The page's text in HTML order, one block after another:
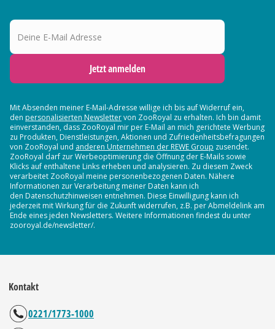
Deine E-Mail Adresse
Jetzt anmelden
Mit Absenden meiner E-Mail-Adresse willige ich bis auf Widerruf ein,
den personalisierten Newslettervon ZooRoyal zu erhalten. Ich bin damit
einverstanden, dass ZooRoyal mir per E-Mail an mich gerichtete Werbung
zu Produkten, Dienstleistungen, Aktionen und Zufriedenheitsbefragungen
von ZooRoyal und anderen Unternehmen der REWE Group zusendet.
ZooRoyal darf zur Werbeoptimierung die Öffnung der E-Mails sowie
Klicks auf enthaltene Links erheben und analysieren. Zu diesem Zweck
verarbeitet ZooRoyal meine personenbezogenen Daten. Nähere
Informationen zur Verarbeitung meiner Daten kann ich
den Datenschutzhinweisen entnehmen. Diese Einwilligung kann ich
jederzeit mit Wirkung für die Zukunft widerrufen, z.B. per Abmeldelink am
Ende eines jeden Newsletters. Weitere Informationen findest du unter
zooroyal.de/newsletter/.
Kontakt
0221/1773-1000